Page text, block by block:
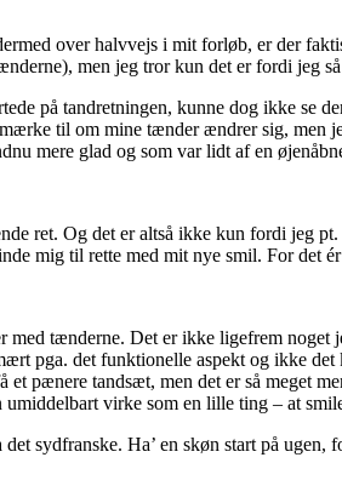
over halvvejs i mit forløb, er der
men jeg tror kun det er fordi jeg
på tandretningen, kunne dog ikke se
til om mine tænder ændrer sig,
mere glad og som var lidt af en
ret. Og det er altså ikke kun fordi jeg
mig til rette med mit nye smil. For det
tænderne. Det er ikke ligefrem
pga. det funktionelle aspekt og ikke
pænere tandsæt, men det er så meget
virke som en lille ting – at
sydfranske. Ha’ en skøn start på ugen,